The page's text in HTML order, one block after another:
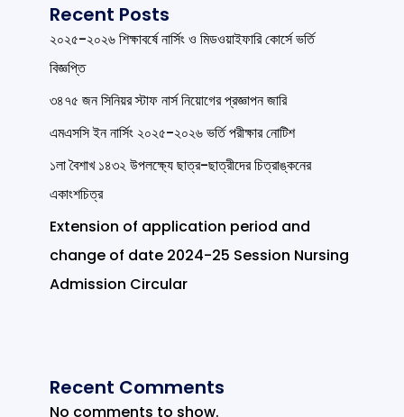
Recent Posts
২০২৫-২০২৬ শিক্ষাবর্ষে নার্সিং ও মিডওয়াইফারি কোর্সে ভর্তি
বিজ্ঞপ্তি
৩৪৭৫ জন সিনিয়র স্টাফ নার্স নিয়োগের প্রজ্ঞাপন জারি
এমএসসি ইন নার্সিং ২০২৫-২০২৬ ভর্তি পরীক্ষার নোটিশ
১লা বৈশাখ ১৪৩২ উপলক্ষ্যে ছাত্র-ছাত্রীদের চিত্রাঙ্কনের
একাংশচিত্র
Extension of application period and
change of date 2024-25 Session Nursing
Admission Circular
Recent Comments
No comments to show.